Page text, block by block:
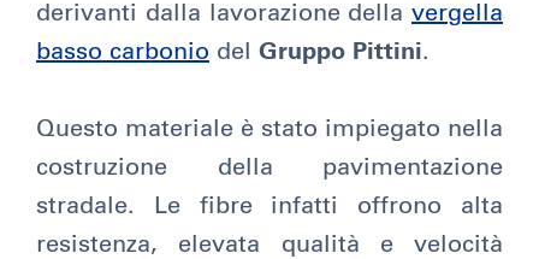
derivanti dalla lavorazione della vergella
basso carbonio del Gruppo Pittini.
Questo materiale è stato impiegato nella
costruzione della pavimentazione
stradale. Le fibre infatti offrono alta
resistenza, elevata qualità e velocità